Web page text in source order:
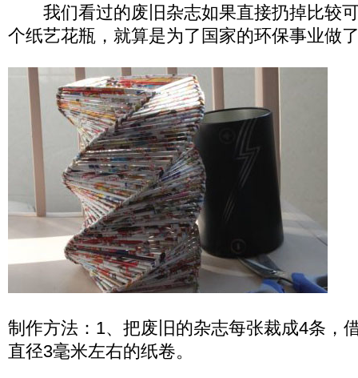
我们看过的废旧杂志如果直接扔掉比较
个纸艺花瓶，就算是为了国家的环保事业做
制作方法：1、把废旧的杂志每张裁成4条，
直径3毫米左右的纸卷。